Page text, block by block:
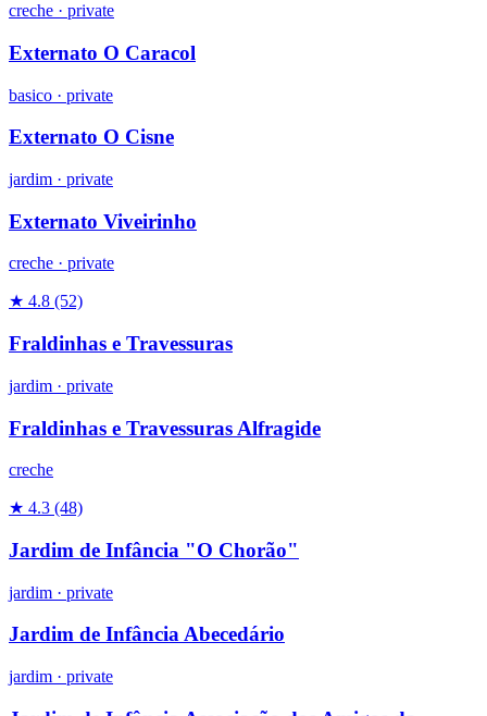
creche · private
Externato O Caracol
basico · private
Externato O Cisne
jardim · private
Externato Viveirinho
creche · private
★ 4.8 (52)
Fraldinhas e Travessuras
jardim · private
Fraldinhas e Travessuras Alfragide
creche
★ 4.3 (48)
Jardim de Infância "O Chorão"
jardim · private
Jardim de Infância Abecedário
jardim · private